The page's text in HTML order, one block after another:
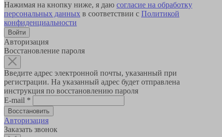
Нажимая на кнопку ниже, я даю согласие на обработку
персональных данных в соответствии с Политикой
конфиденциальности
Авторизация
Восстановление пароля
Введите адрес электронной почты, указанный при
регистрации. На указанный адрес будет отправлена
инструкция по восстановлению пароля
E-mail *
Авторизация
Заказать звонок